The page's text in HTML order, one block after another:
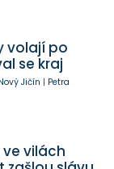
volají po
se kraj
Jičín | Petra
ve vilách